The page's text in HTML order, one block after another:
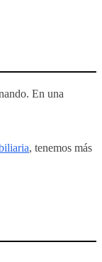
En una
, tenemos más